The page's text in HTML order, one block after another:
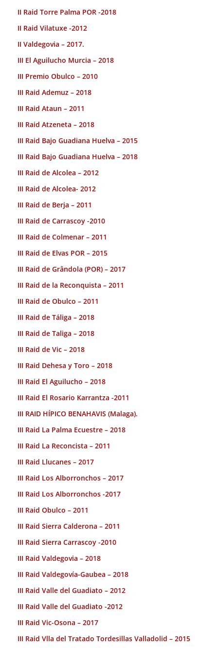
II Raid Torre Palma POR -2018
II Raid Vilatuxe -2012
II Valdegovia – 2017.
III El Aguilucho Murcia – 2018
III Premio Obulco – 2010
III Raid Ademuz – 2018
III Raid Ataun – 2011
III Raid Atzeneta – 2018
III Raid Bajo Guadiana Huelva – 2015
III Raid Bajo Guadiana Huelva – 2018
III Raid de Alcolea – 2012
III Raid de Alcolea- 2012
III Raid de Berja – 2011
III Raid de Carrascoy -2010
III Raid de Colmenar – 2011
III Raid de Elvas POR – 2015
III Raid de Grândola (POR) – 2017
III Raid de la Reconquista – 2011
III Raid de Obulco – 2011
III Raid de Táliga – 2018
III Raid de Taliga – 2018
III Raid de Vic – 2018
III Raid Dehesa y Toro – 2018
III Raid El Aguilucho – 2018
III Raid El Rosario Karrantza -2011
III RAID HÍPICO BENAHAVIS (Malaga).
III Raid La Palma Ecuestre – 2018
III Raid La Reconcista – 2011
III Raid Llucanes – 2017
III Raid Los Alborronchos – 2017
III Raid Los Alborronchos -2017
III Raid Obulco – 2011
III Raid Sierra Calderona – 2011
III Raid Sierra Carrascoy -2010
III Raid Valdegovia – 2018
III Raid Valdegovía-Gaubea – 2018
III Raid Valle del Guadiato – 2012
III Raid Valle del Guadiato -2012
III Raid Vic-Osona – 2017
III Raid Vlla del Tratado Tordesillas Valladolid – 2015